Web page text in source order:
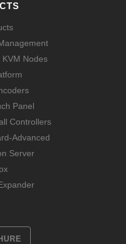
KVM Nodes
Panel
Controllers
Advanced
Server